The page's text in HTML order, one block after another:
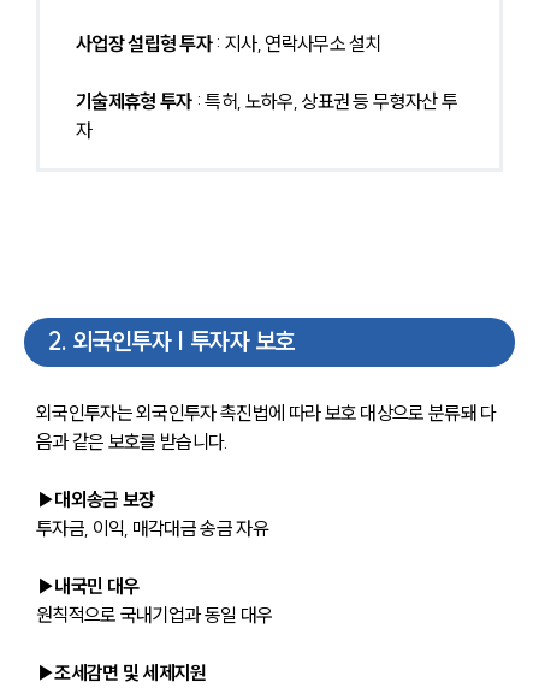
사업장 설립형 투자 : 지사, 연락사무소 설치
기술제휴형 투자 : 특허, 노하우, 상표권 등 무형자산 투
자
2. 외국인투자 | 투자자 보호
외국인투자는 외국인투자 촉진법에 따라 보호 대상으로 분류돼 다
음과 같은 보호를 받습니다.
▶대외송금 보장
투자금, 이익, 매각대금 송금 자유
▶내국민 대우
원칙적으로 국내기업과 동일 대우
▶조세감면 및 세제지원